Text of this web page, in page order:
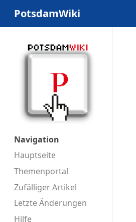
PotsdamWiki
Navigation
Hauptseite
Themenportal
Zufälliger Artikel
Letzte Änderungen
Hilfe